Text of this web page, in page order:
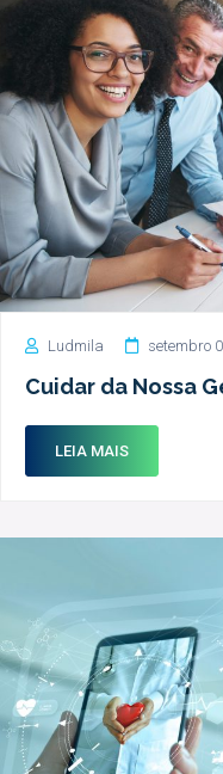
Ludmila setembro
Cuidar da Nossa
LEIA MAIS